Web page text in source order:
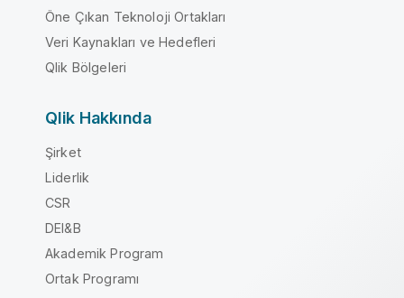
Öne Çıkan Teknoloji Ortakları
Veri Kaynakları ve Hedefleri
Qlik Bölgeleri
Qlik Hakkında
Şirket
Liderlik
CSR
DEI&B
Akademik Program
Ortak Programı